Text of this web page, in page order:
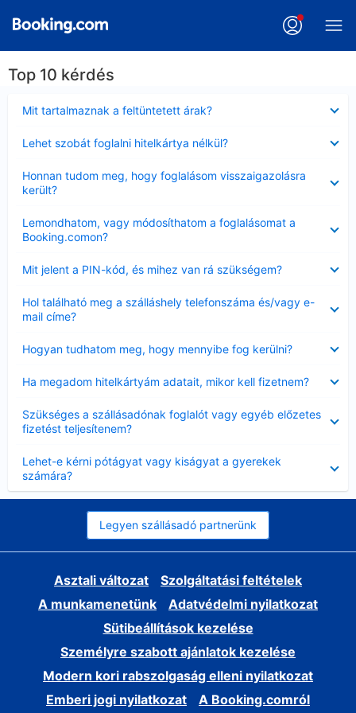
Top 10 kérdés
Mit tartalmaznak a feltüntetett árak?
Lehet szobát foglalni hitelkártya nélkül?
Honnan tudom meg, hogy foglalásom visszaigazolásra
került?
Lemondhatom, vagy módosíthatom a foglalásomat a
Booking.comon?
Mit jelent a PIN-kód, és mihez van rá szükségem?
Hol található meg a szálláshely telefonszáma és/vagy e-
mail címe?
Hogyan tudhatom meg, hogy mennyibe fog kerülni?
Ha megadom hitelkártyám adatait, mikor kell fizetnem?
Szükséges a szállásadónak foglalót vagy egyéb előzetes
fizetést teljesítenem?
Lehet-e kérni pótágyat vagy kiságyat a gyerekek
számára?
Legyen szállásadó partnerünk
Asztali változat
Szolgáltatási feltételek
A munkamenetünk
Adatvédelmi nyilatkozat
Sütibeállítások kezelése
Személyre szabott ajánlatok kezelése
Modern kori rabszolgaság elleni nyilatkozat
Emberi jogi nyilatkozat
A Booking.comról